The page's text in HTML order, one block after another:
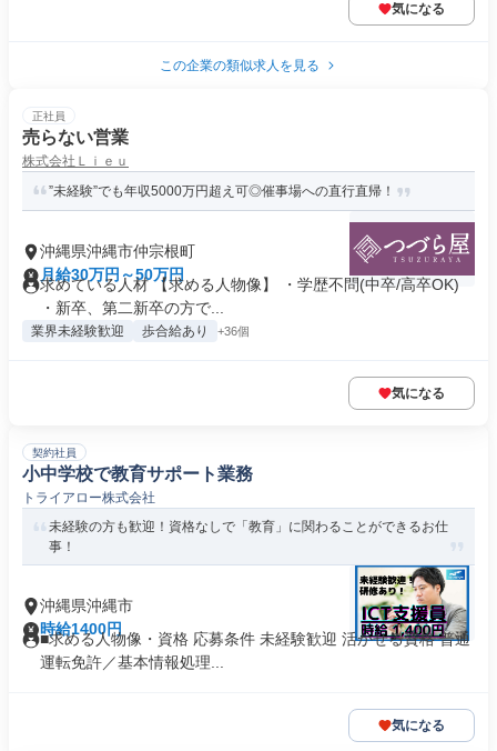
気になる
この企業の類似求人を見る
正社員
売らない営業
株式会社Ｌｉｅｕ
”未経験”でも年収5000万円超え可◎催事場への直行直帰！
沖縄県沖縄市仲宗根町
月給30万円～50万円
求めている人材 【求める人物像】 ・学歴不問(中卒/高卒OK)
・新卒、第二新卒の方で...
業界未経験歓迎 歩合給あり +36個
気になる
契約社員
小中学校で教育サポート業務
トライアロー株式会社
未経験の方も歓迎！資格なしで「教育」に関わることができるお仕
事！
沖縄県沖縄市
時給1400円
■求める人物像・資格 応募条件 未経験歓迎 活かせる資格 普通
運転免許／基本情報処理...
気になる